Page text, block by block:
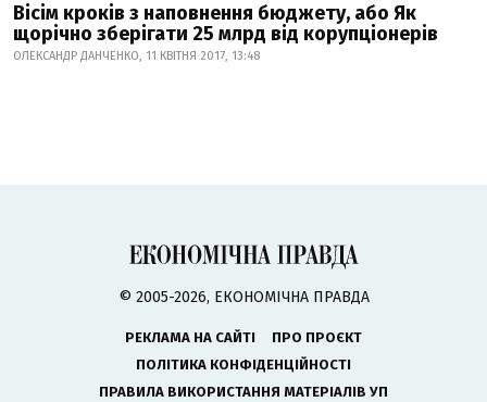
Вісім кроків з наповнення бюджету, або Як
щорічно зберігати 25 млрд від корупціонерів
ОЛЕКСАНДР ДАНЧЕНКО, 11 КВІТНЯ 2017, 13:48
© 2005-2026, ЕКОНОМІЧНА ПРАВДА
РЕКЛАМА НА САЙТІ
ПРО ПРОЄКТ
ПОЛІТИКА КОНФІДЕНЦІЙНОСТІ
ПРАВИЛА ВИКОРИСТАННЯ МАТЕРІАЛІВ УП